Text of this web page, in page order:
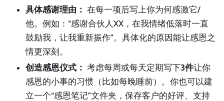
具体感谢理由： 在每一项后写上你为何感激它/
他。例如：“感谢合伙人XX，在我情绪低落时一直
鼓励我，让我重新振作”。具体化的原因能让感恩之
情更深刻。
创造感恩仪式： 考虑每周或每天定期写下3件让你
感恩的小事的习惯（比如每晚睡前）。你也可以建
立一个“感恩笔记”文件夹，保存客户的好评、支持